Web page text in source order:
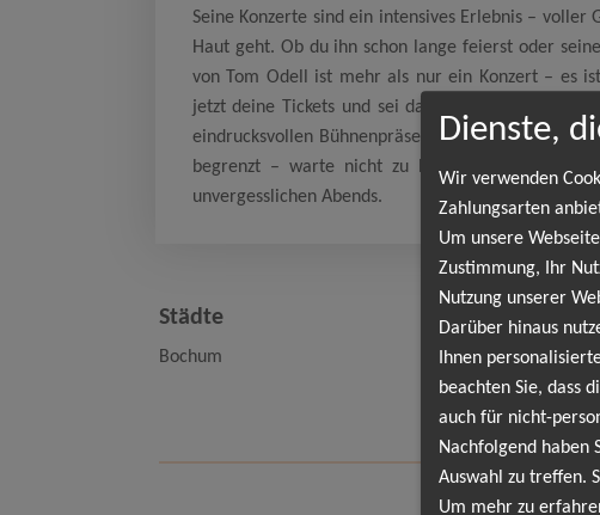
Seine Konzerte sind ein intensives Erlebnis –
Haut geht. Ob du ihn schon lange feierst oder
von Tom Odell ist mehr als nur ein Konzert – es
jetzt deine Tickets und sei dabei, wenn Tom
eindrucksvollen Bühnenpräsenz für
begrenzt – warte nicht zu lange. Hol dir jetzt
unvergesslichen Abends.
Städte
Bochum
Termine
Bochum
Zeltfestival
Dienste,
Wir verwenden
Zahlungsarten
Um unsere
Zustimmung, Ihr
Nutzung unserer
Darüber hinaus
Ihnen
beachten Sie, dass
auch für nicht-
Nachfolgend haben
Auswahl zu treffen.
Um mehr zu